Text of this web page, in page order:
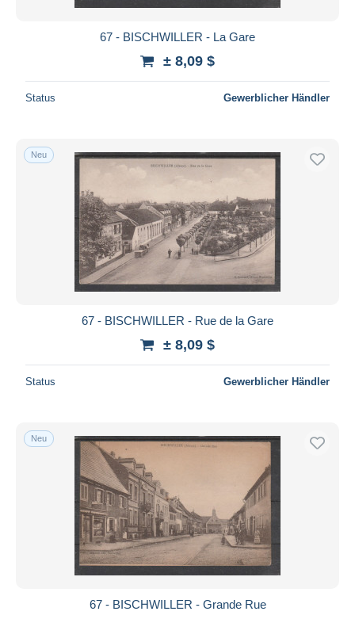
67 - BISCHWILLER - La Gare
± 8,09 $
Status Gewerblicher Händler
Neu
67 - BISCHWILLER - Rue de la Gare
± 8,09 $
Status Gewerblicher Händler
Neu
67 - BISCHWILLER - Grande Rue